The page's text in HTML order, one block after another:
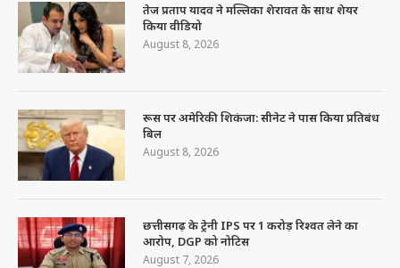
तेज प्रताप यादव ने मल्लिका शेरावत के साथ शेयर
किया वीडियो
August 8, 2026
रूस पर अमेरिकी शिकंजा: सीनेट ने पास किया प्रतिबंध
बिल
August 8, 2026
छत्तीसगढ़ के ट्रेनी IPS पर 1 करोड़ रिश्वत लेने का
आरोप, DGP को नोटिस
August 7, 2026